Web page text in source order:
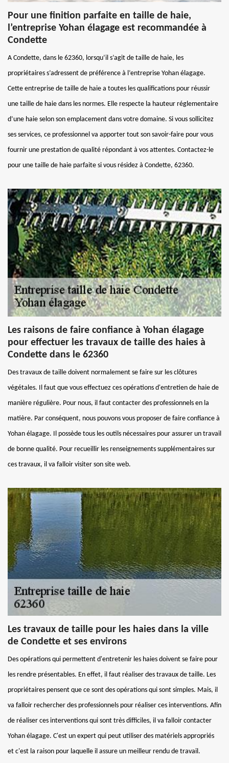
Pour une finition parfaite en taille de haie,
l’entreprise Yohan élagage est recommandée à
Condette
A Condette, dans le 62360, lorsqu’il s’agit de taille de haie, les
propriétaires s’adressent de préférence à l’entreprise Yohan élagage.
Cette entreprise de taille de haie a toutes les qualifications pour réussir
une taille de haie dans les normes. Elle respecte la hauteur réglementaire
d’une haie selon son emplacement dans votre domaine. Si vous sollicitez
ses services, ce professionnel va apporter tout son savoir-faire pour vous
fournir une prestation de qualité répondant à vos attentes. Contactez-le
pour une taille de haie parfaite si vous résidez à Condette, 62360.
Les raisons de faire confiance à Yohan élagage
pour effectuer les travaux de taille des haies à
Condette dans le 62360
Des travaux de taille doivent normalement se faire sur les clôtures
végétales. Il faut que vous effectuez ces opérations d'entretien de haie de
manière régulière. Pour nous, il faut contacter des professionnels en la
matière. Par conséquent, nous pouvons vous proposer de faire confiance à
Yohan élagage. Il possède tous les outils nécessaires pour assurer un travail
de bonne qualité. Pour recueillir les renseignements supplémentaires sur
ces travaux, il va falloir visiter son site web.
Les travaux de taille pour les haies dans la ville
de Condette et ses environs
Des opérations qui permettent d'entretenir les haies doivent se faire pour
les rendre présentables. En effet, il faut réaliser des travaux de taille. Les
propriétaires pensent que ce sont des opérations qui sont simples. Mais, il
va falloir rechercher des professionnels pour réaliser ces interventions. Afin
de réaliser ces interventions qui sont très difficiles, il va falloir contacter
Yohan élagage. C'est un expert qui peut utiliser des matériels appropriés
et c'est la raison pour laquelle il assure un meilleur rendu de travail.